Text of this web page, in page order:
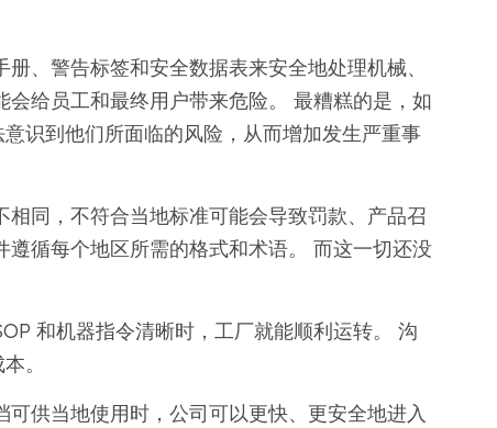
册、警告标签和安全数据表来安全地处理机械、
给员工和最终用户带来危险。 最糟糕的是，如
识到他们所面临的风险，从而增加发生严重事
相同，不符合当地标准可能会导致罚款、产品召
循每个地区所需的格式和术语。 而这一切还没
和机器指令清晰时，工厂就能顺利运转。 沟
。
可供当地使用时，公司可以更快、更安全地进入